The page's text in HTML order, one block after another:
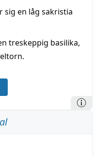
sig en låg sakristia
treskeppig basilika,